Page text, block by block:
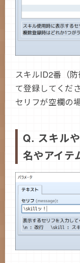
スキルID2番（
て登録してくださ
セリフが空欄の
Q. スキル
名やアイテ